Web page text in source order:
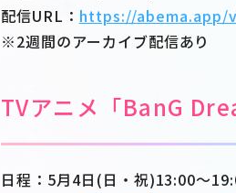
配信URL： https://abema.app/
※2週間のアーカイブ配信あり
TVアニメ「BanG
日程：5月4日(日・祝)13:00～